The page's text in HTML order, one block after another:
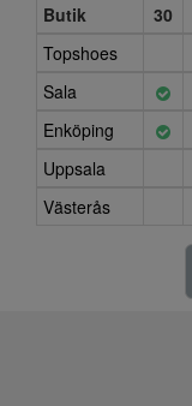
Butik
30
Topshoes
Sala
Enköping
Uppsala
Västerås